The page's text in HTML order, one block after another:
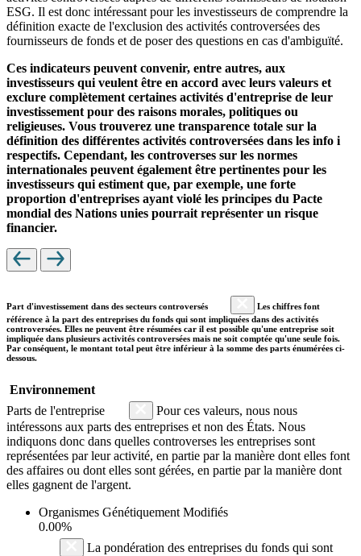
ESG. Il est donc intéressant pour les investisseurs de comprendre la
définition exacte de l'exclusion des activités controversées des
fournisseurs de fonds et de poser des questions en cas d'ambiguïté.
Ces indicateurs peuvent convenir, entre autres, aux
investisseurs qui veulent être en accord avec leurs valeurs et
exclure complètement certaines activités d'entreprise de leur
investissement pour des raisons morales, politiques ou
religieuses. Vous trouverez une transparence totale sur la
définition des différentes activités controversées dans les info i
respectifs. Cependant, les controverses sur les normes
internationales peuvent également être pertinentes pour les
investisseurs qui estiment que, par exemple, une forte
proportion d'entreprises ayant violé les principes du Pacte
mondial des Nations unies pourrait représenter un risque
financier.
Part d'investissement dans des secteurs controversés
Les chiffres font
référence à la part des entreprises du fonds qui sont impliquées dans des activités
controversées. Elles ne peuvent être résumées car il est possible qu'une entreprise soit
impliquée dans plusieurs activités controversées mais ne soit comptée qu'une seule fois.
Par conséquent, le montant total peut être inférieur à la somme des parts énumérées ci-
dessous.
Environnement
Parts de l'entreprise
Pour ces valeurs, nous nous
intéressons aux parts des entreprises et non des États. Nous
indiquons donc dans quelles controverses les entreprises sont
représentées par leur activité, en partie par la manière dont elles font
des affaires ou dont elles sont gérées, en partie par la manière dont
elles gagnent de l'argent.
Organismes Génétiquement Modifiés
0.00%
La pondération des entreprises du fonds qui sont